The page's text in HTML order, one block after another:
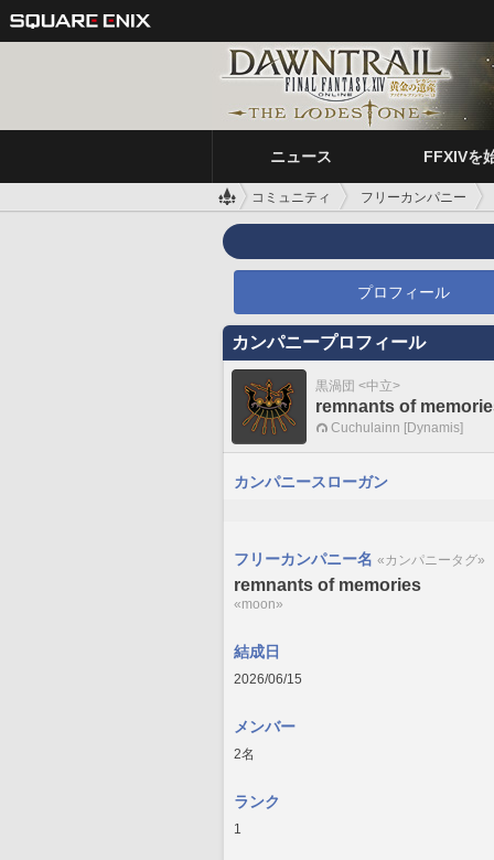
ニュース FFXIVを
コミュニティ フリーカンパニー
プロフィール
カンパニープロフィール
黒渦団 <中立>
remnants of
Cuchulainn [Dynamis]
カンパニースローガン
フリーカンパニー名 «カンパニータグ»
remnants of memories
«moon»
結成日
2026/06/15
メンバー
2名
ランク
1